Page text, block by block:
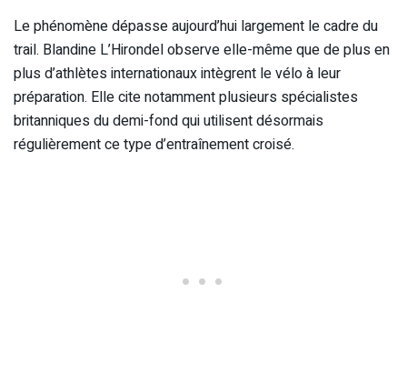
Le phénomène dépasse aujourd’hui largement le cadre du
trail. Blandine L’Hirondel observe elle-même que de plus en
plus d’athlètes internationaux intègrent le vélo à leur
préparation. Elle cite notamment plusieurs spécialistes
britanniques du demi-fond qui utilisent désormais
régulièrement ce type d’entraînement croisé.